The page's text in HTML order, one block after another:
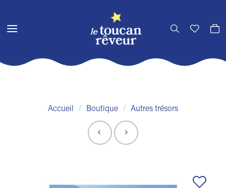
contenu
Accueil / Boutique / Autres trésors